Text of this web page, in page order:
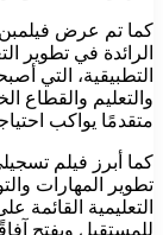
كما تم عرض فيلمبن
الرائدة في تطوير
التطبيقية، التي
والتعليم والقطاع
متقدمًا يواكب
كما أبرز فيلم
تطوير المهارات
التعليمية القائمة
للمستقبل ويفتح